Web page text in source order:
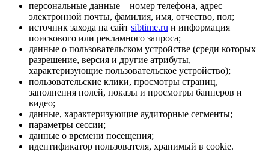
персональные данные – номер телефона, адрес
электронной почты, фамилия, имя, отчество, пол;
источник захода на сайт sibtime.ru и информация
поискового или рекламного запроса;
данные о пользовательском устройстве (среди которых
разрешение, версия и другие атрибуты,
характеризующие пользовательское устройство);
пользовательские клики, просмотры страниц,
заполнения полей, показы и просмотры баннеров и
видео;
данные, характеризующие аудиторные сегменты;
параметры сессии;
данные о времени посещения;
идентификатор пользователя, хранимый в cookie.